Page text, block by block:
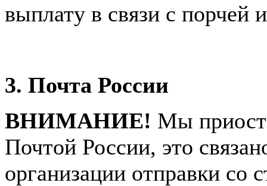
выплату в связи с порчей
3. Почта России
ВНИМАНИЕ! Мы
Почтой России, это
организации отправки